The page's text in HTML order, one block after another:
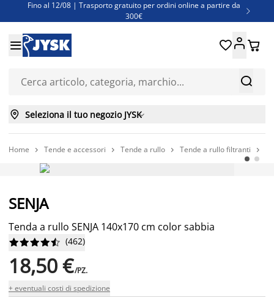
Fino al 12/08 | Trasporto gratuito per ordini online a partire da
300€

Super offerte d'estate | Oltre 1.500 articoli fino al 70%
Finanziamenti - Scegli il piano di rimborso più adatto a te


 
 Seleziona il tuo negozio JYSK
Home  Tende e accessori  Tende a rullo  Tende a rullo filtranti 
SENJA
Tenda a rullo SENJA 140x170 cm color sabbia





 (462)
18,50 €/PZ.
+ eventuali costi di spedizione